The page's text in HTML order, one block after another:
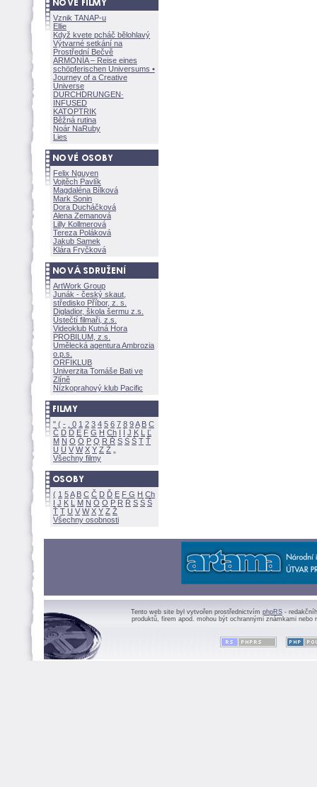
Vznik TANAP-u
Ellie
Když kvete pcháč bělohlavý
Výtvarné setkání na
Prostřední Bečvě
ARMONÍA – Reise eines
schöpferischen Universums •
Journey of a Creative
Universe
DURCHDRUNGEN·
INFUSED
KATOPTRIK
Běžná rutina
Noár NaRuby
Lies
Felix Nguyen
Vojtěch Pavlík
Magdaléna Bílkov
Mark Sonin
Dora Ducháčkov
Alena Zemanov
Lilly Kollmerov
Tereza Polákov
Jakub Samek
Klára Fryčkov
ArtWork Group
Junák - český skaut,
středisko Příbor, z. s.
Digladior, škola šermu z.s.
Ústečtí filmaři, z.s.
Videoklub Kutná Hora
PROBILUM, z.s.
Umělecká agentura Ambrozia
o.p.s.
ORFIKLUB
Univerzita Tomáše Bati ve
Zlíně
Nízkoprahový klub Pacific
" ( - 0 1 2 3 4 5 6 7 8 9A B C
Č D Ď E F G H Ch I Í J K L
Ľ
M N O Ó P Q R Ř S Ś T Ť
U Ú V W X Y Z
Všechny filmy
( 1 5A B C Č D Ď E F G H Ch
I J K L M N Ó O P R Ř S Ś
Ť T U V W X Y Z
Všechny osobnosti
Tento web site byl vytvořen prostřednictvím phpRS -
produktů, firem apod. mohou být ochrannými známkami